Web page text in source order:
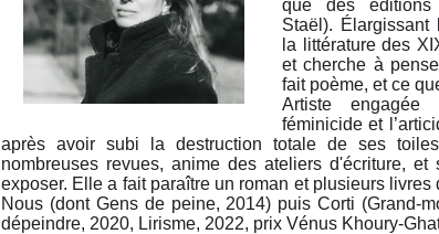
que des éditions
Staël).
la littérature des
et cherche à
fait poème, et ce
Artiste engagée
féminicide et
après avoir subi la destruction totale de ses
nombreuses revues, anime des ateliers d'écriture,
exposer. Elle a fait paraître un roman et plusieurs
Nous (dont Gens de peine, 2014) puis Corti (Grand-
dépeindre, 2020, Lirisme, 2022, prix Vénus Khoury-